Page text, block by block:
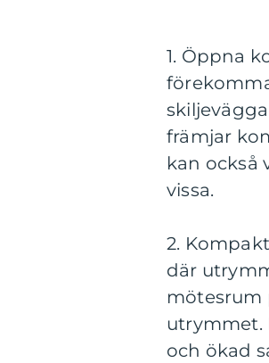
1. Öppna
främjar
kan också
vissa.
2.
där
mötesrum
utrymmet.
och ökad